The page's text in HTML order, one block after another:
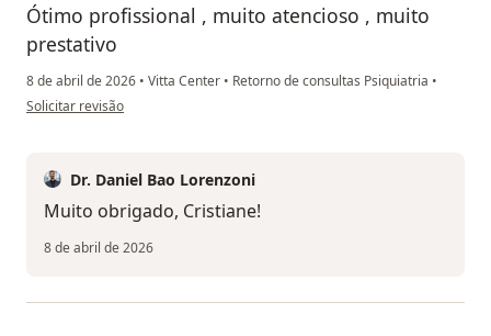
Ótimo profissional , muito atencioso , muito
prestativo
8 de abril de 2026 • Vitta Center • Retorno de consultas Psiquiatria •
na opinião do utilizador Cristiane
Solicitar revisão
Dr. Daniel Bao Lorenzoni
Muito obrigado, Cristiane!
8 de abril de 2026